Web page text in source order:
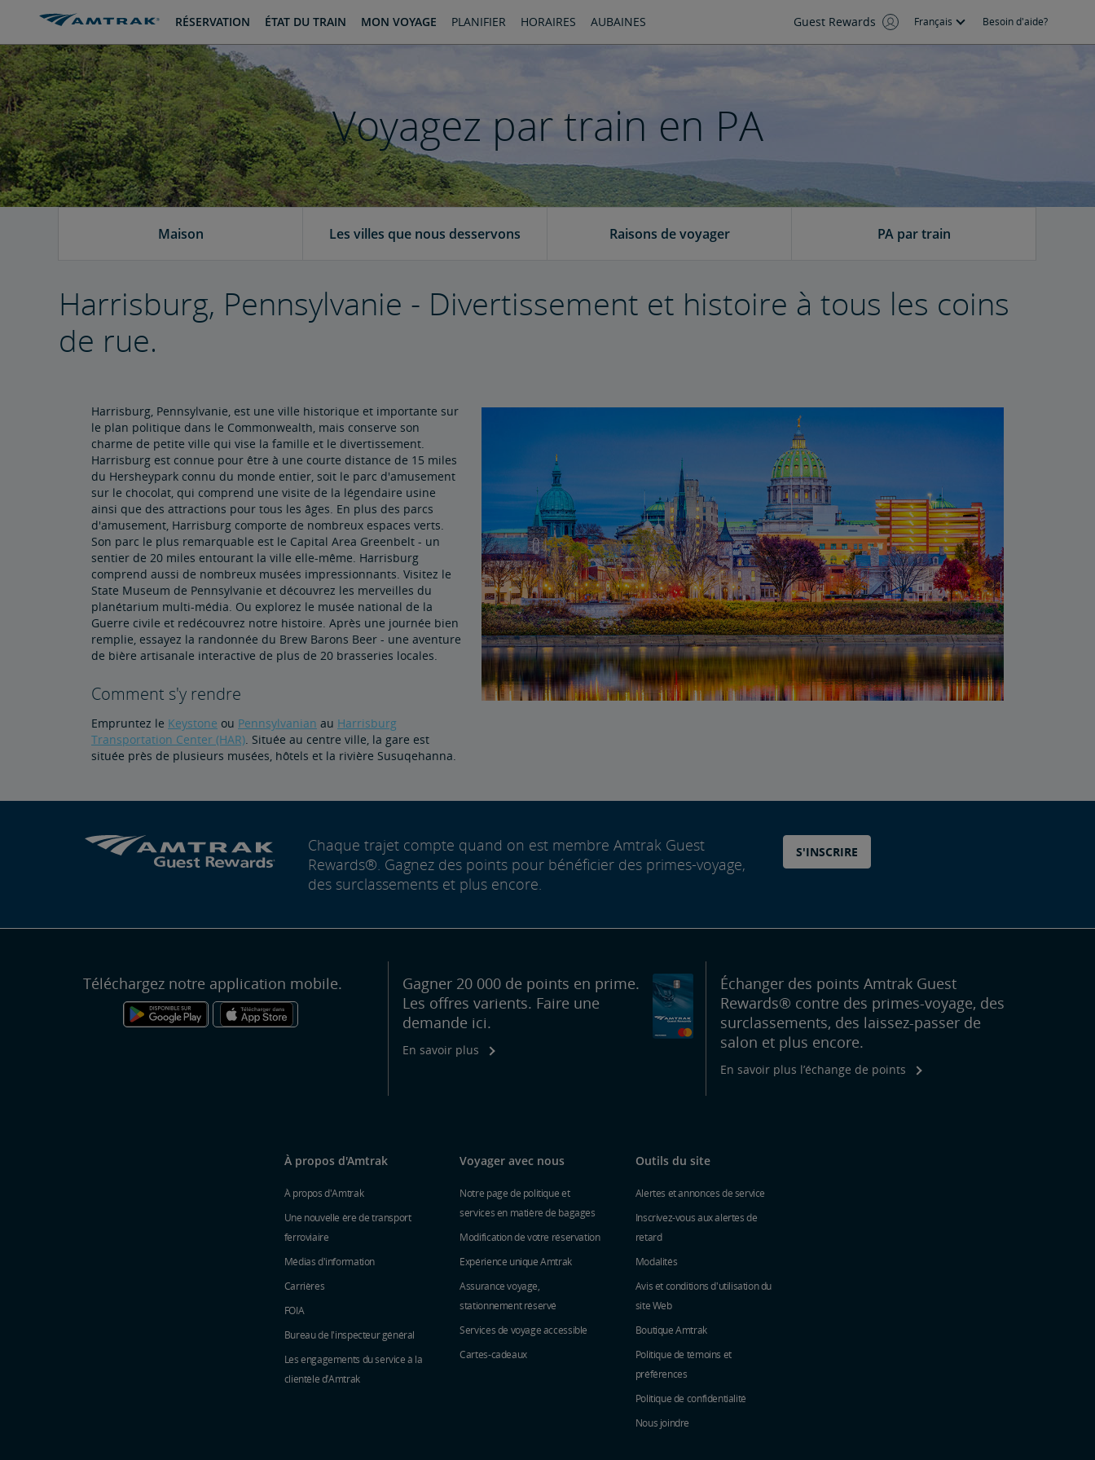
passer
passer
navigation
RÉSERVATION ÉTAT DU TRAIN MON VOYAGE PLANIFIER HORAIRES AUBAINES Guest Rewards Français Besoin d'aide?
Voyagez par train en PA
Maison Les villes que nous desservons Raisons de voyager PA par train
Harrisburg, Pennsylvanie - Divertissement et histoire à tous les coins
de rue.
Harrisburg, Pennsylvanie, est une ville historique et importante sur
le plan politique dans le Commonwealth, mais conserve son
charme de petite ville qui vise la famille et le divertissement.
Harrisburg est connue pour être à une courte distance de 15 miles
du Hersheypark connu du monde entier, soit le parc d'amusement
sur le chocolat, qui comprend une visite de la légendaire usine
ainsi que des attractions pour tous les âges. En plus des parcs
d'amusement, Harrisburg comporte de nombreux espaces verts.
Son parc le plus remarquable est le Capital Area Greenbelt - un
sentier de 20 miles entourant la ville elle-même. Harrisburg
comprend aussi de nombreux musées impressionnants. Visitez le
State Museum de Pennsylvanie et découvrez les merveilles du
planétarium multi-média. Ou explorez le musée national de la
Guerre civile et redécouvrez notre histoire. Après une journée bien
remplie, essayez la randonnée du Brew Barons Beer - une aventure
de bière artisanale interactive de plus de 20 brasseries locales.
Comment s'y rendre
Empruntez le Keystone ou Pennsylvanian au Harrisburg
Transportation Center (HAR). Située au centre ville, la gare est
située près de plusieurs musées, hôtels et la rivière Susuqehanna.
Chaque trajet compte quand on est membre Amtrak Guest
Rewards®. Gagnez des points pour bénéficier des primes-voyage,
des surclassements et plus encore.
S'INSCRIRE
Téléchargez notre application mobile.
Gagner 20 000 de points en prime.
Les offres varients. Faire une
demande ici.
En savoir plus
Échanger des points Amtrak Guest
Rewards® contre des primes-voyage, des
surclassements, des laissez-passer de
salon et plus encore.
En savoir plus l’échange de points
À propos d'Amtrak
À propos d'Amtrak
Une nouvelle ère de transport
ferroviaire
Médias d'information
Carrières
FOIA
Bureau de l'inspecteur général
Les engagements du service à la
clientèle d’Amtrak
Voyager avec nous
Notre page de politique et
services en matière de bagages
Modification de votre réservation
Expérience unique Amtrak
Assurance voyage,
stationnement réservé
Services de voyage accessible
Cartes-cadeaux
Outils du site
Alertes et annonces de service
Inscrivez-vous aux alertes de
retard
Modalités
Avis et conditions d'utilisation du
site Web
Boutique Amtrak
Politique de témoins et
préférences
Politique de confidentialité
Nous joindre